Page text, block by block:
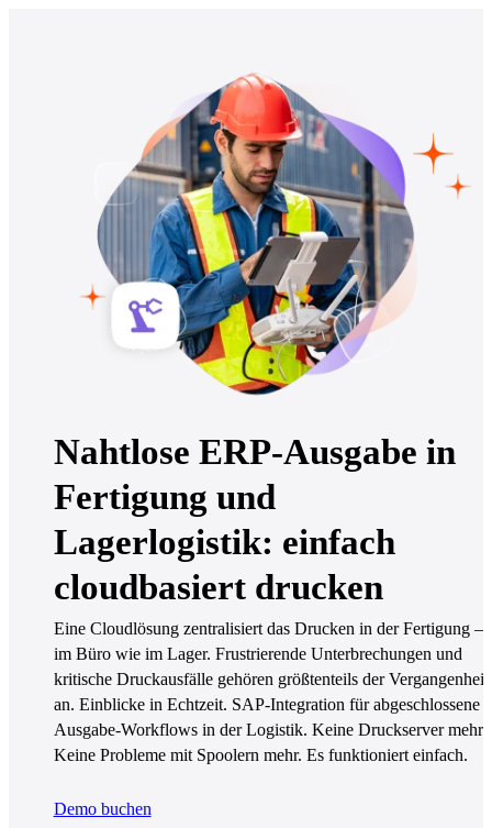
Nahtlose ERP-Ausgabe in
Fertigung und
Lagerlogistik: einfach
cloudbasiert drucken
Eine Cloudlösung zentralisiert das Drucken in der Fertigung –
im Büro wie im Lager. Frustrierende Unterbrechungen und
kritische Druckausfälle gehören größtenteils der Vergangenheit
an. Einblicke in Echtzeit. SAP-Integration für abgeschlossene
Ausgabe-Workflows in der Logistik. Keine Druckserver mehr.
Keine Probleme mit Spoolern mehr. Es funktioniert einfach.
Demo buchen